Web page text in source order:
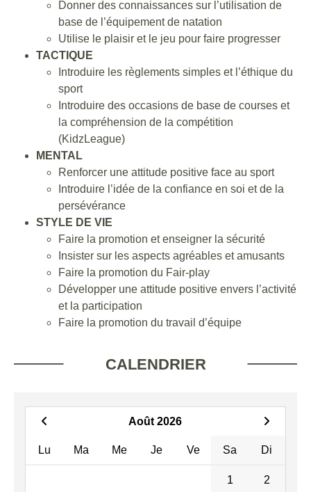
Donner des connaissances sur l’utilisation de
base de l’équipement de natation
Utilise le plaisir et le jeu pour faire progresser
TACTIQUE
Introduire les règlements simples et l’éthique du
sport
Introduire des occasions de base de courses et
la compréhension de la compétition
(KidzLeague)
MENTAL
Renforcer une attitude positive face au sport
Introduire l’idée de la confiance en soi et de la
persévérance
STYLE DE VIE
Faire la promotion et enseigner la sécurité
Insister sur les aspects agréables et amusants
Faire la promotion du Fair-play
Développer une attitude positive envers l’activité
et la participation
Faire la promotion du travail d’équipe
CALENDRIER
Août 2026
Lu Ma Me Je Ve Sa Di
1 2